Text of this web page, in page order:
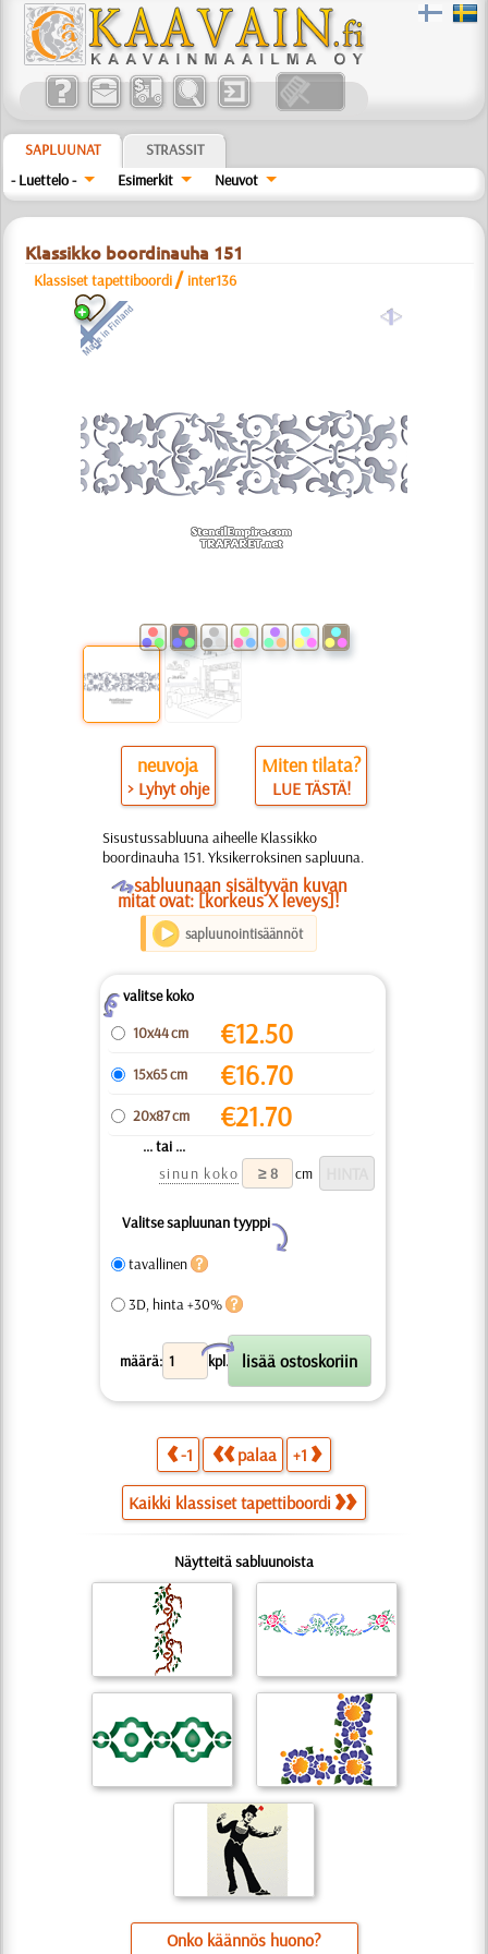
SAPLUUNAT
STRASSIT
- Luettelo -
Esimerkit Neuvot
Klassikko boordinauha 151
Klassiset tapettiboordi / inter136
a
neuvoja
> Lyhyt ohje
Miten tilata?
LUE TÄSTÄ!
Sisustussabluuna aiheelle Klassikko
boordinauha 151. Yksikerroksinen sapluuna.
Osabluunaan sisältyvän kuvan
mitat ovat: [korkeus X leveys]!
sapluunointisäännöt
Zvalitse koko
10x44 cm
€12.50
15x65 cm €16.70
20x87 cm €21.70
... tai ...
sinun koko
cm
Valitse sapluunan tyyppi
Y
tavallinen
3D, hinta +30%
määrä: kpl.
X
-1 palaa +1
Kaikki klassiset tapettiboordi
Näytteitä sabluunoista
Onko käännös huono?